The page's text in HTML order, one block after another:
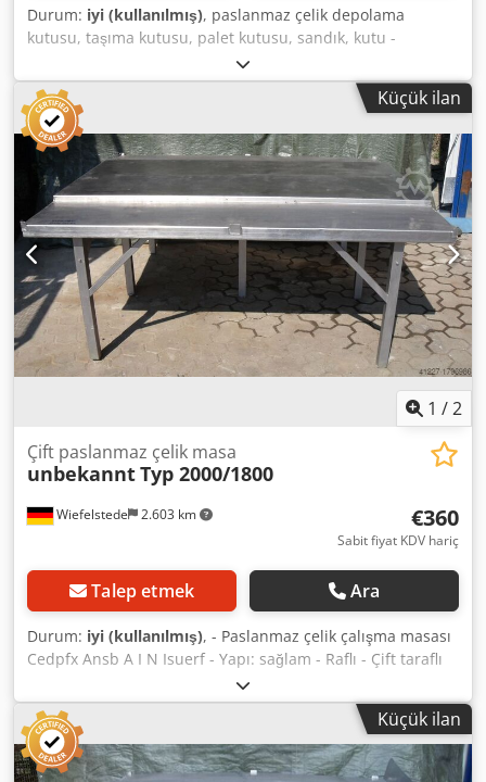
Durum: iyi (kullanılmış), paslanmaz çelik depolama
kutusu, taşıma kutusu, palet kutusu, sandık, kutu -
Malzeme: paslanmaz çelik 4301 -Adet: 1 adet mevcut
Codpfxob A I Nts Anuorf -Ölçüler: 1150/800/Y920 mm -
Ağırlık: 98 kg
Küçük ilan
1 /2
Wiefelstede 2.603 km
Çift paslanmaz çelik masa
unbekanntTyp 2000/1800
€360
Sabit fiyat KDV hariç
Talep etmek Ara
Durum: iyi (kullanılmış), - Paslanmaz çelik çalışma masası
Cedpfx Ansb A I N Isuerf - Yapı: sağlam - Raflı - Çift taraflı
masa - Ölçüler: 2000/1800/H800 mm - Ağırlık: 120 kg
Küçük ilan